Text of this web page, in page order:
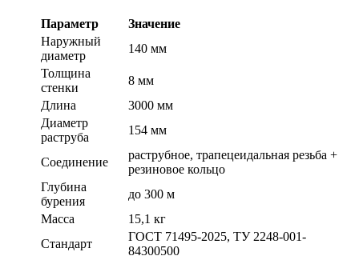
Параметр
Значение
Наружный
диаметр
140 мм
Толщина
стенки
8 мм
Длина
3000 мм
Диаметр
раструба
154 мм
Соединение
раструбное, трапецеидальная резьба +
резиновое кольцо
Глубина
бурения
до 300 м
Масса
15,1 кг
Стандарт
ГОСТ 71495-2025, ТУ 2248-001-
84300500